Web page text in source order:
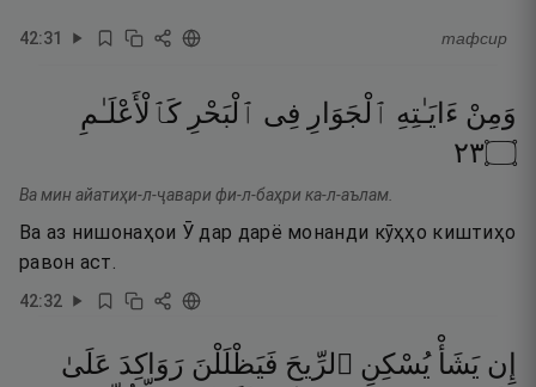
42:31 тафсир
وَمِنْ ءَايَـٰتِهِ ٱلْجَوَارِ فِى ٱلْبَحْرِ كَٱلْأَعْلَـٰمِ
۝٣٢
Ва мин айатиҳи-л-ҷавари фи-л-баҳри ка-л-аълам.
Ва аз нишонаҳои Ӯ дар дарё монанди кӯҳҳо киштиҳо
равон аст.
42:32
إِن يَشَأْ يُسْكِنِ ٱلرِّيحَ فَيَظْلَلْنَ رَوَاكِدَ عَلَىٰ